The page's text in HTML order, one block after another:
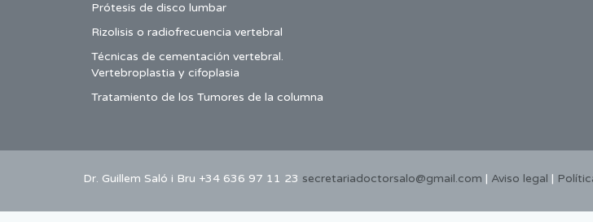
Prótesis de disco lumbar
Rizolisis o radiofrecuencia vertebral
Técnicas de cementación vertebral.
Vertebroplastia y cifoplasia
Tratamiento de los Tumores de la columna
Dr. Guillem Saló i Bru +34 636 97 11 23 secretariadoctorsalo@gmail.com | Aviso legal |